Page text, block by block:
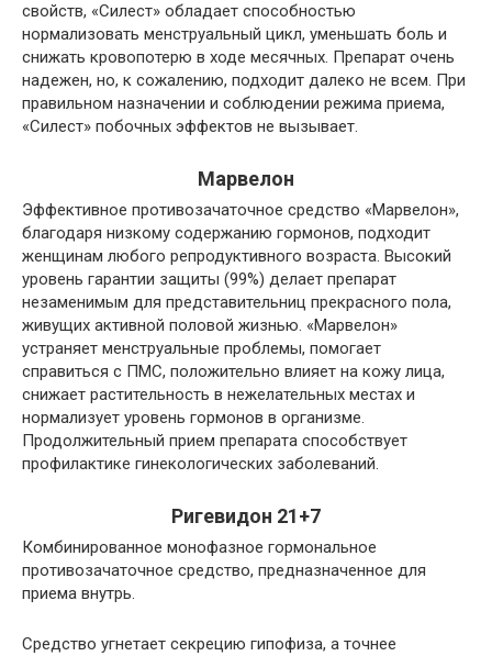
свойств, «Силест» обладает способностью
нормализовать менструальный цикл, уменьшать боль и
снижать кровопотерю в ходе месячных. Препарат очень
надежен, но, к сожалению, подходит далеко не всем. При
правильном назначении и соблюдении режима приема,
«Силест» побочных эффектов не вызывает.
Марвелон
Эффективное противозачаточное средство «Марвелон»,
благодаря низкому содержанию гормонов, подходит
женщинам любого репродуктивного возраста. Высокий
уровень гарантии защиты (99%) делает препарат
незаменимым для представительниц прекрасного пола,
живущих активной половой жизнью. «Марвелон»
устраняет менструальные проблемы, помогает
справиться с ПМС, положительно влияет на кожу лица,
снижает растительность в нежелательных местах и
нормализует уровень гормонов в организме.
Продолжительный прием препарата способствует
профилактике гинекологических заболеваний.
Ригевидон 21+7
Комбинированное монофазное гормональное
противозачаточное средство, предназначенное для
приема внутрь.
Средство угнетает секрецию гипофиза, а точнее